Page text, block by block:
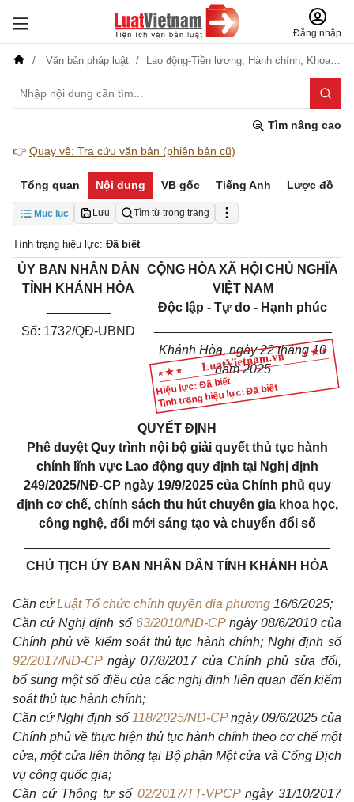
Đăng nhập
Văn bản pháp luật Lao động-Tiền lương, Hành chính, Khoa học-Công nghệ
Tìm nâng cao
👉 Quay về: Tra cứu văn bản (phiên bản cũ)
Tổng quan Nội dung VB gốc Tiếng Anh Lược đồ
Mục lục Lưu Tìm từ trong trang
Tình trạng hiệu lực: Đã biết
Hiệu lực: Đã biết
Tình trạng hiệu lực: Đã biết
ỦY BAN NHÂN DÂN
TỈNH KHÁNH HÒA
Số: 1732/QĐ-UBND
CỘNG HÒA XÃ HỘI CHỦ NGHĨA
VIỆT NAM
Độc lập - Tự do - Hạnh phúc
Khánh Hòa, ngày 22 tháng 10
năm 2025
QUYẾT ĐỊNH
Phê duyệt Quy trình nội bộ giải quyết thủ tục hành
chính lĩnh vực Lao động quy định tại Nghị định
249/2025/NĐ-CP ngày 19/9/2025 của Chính phủ quy
định cơ chế, chính sách thu hút chuyên gia khoa học,
công nghệ, đổi mới sáng tạo và chuyển đổi số
CHỦ TỊCH ỦY BAN NHÂN DÂN TỈNH KHÁNH HÒA
Căn cứLuật Tổ chức chính quyền địa phương 16/6/2025;
Căn cứ Nghị định số 63/2010/NĐ-CPngày 08/6/2010 của
Chính phủ về kiểm soát thủ tục hành chính; Nghị định số
92/2017/NĐ-CPngày 07/8/2017 của Chính phủ sửa đổi,
bổ sung một số điều của các nghị định liên quan đến kiểm
soát thủ tục hành chính;
Căn cứ Nghị định số 118/2025/NĐ-CPngày 09/6/2025 của
Chính phủ về thực hiện thủ tục hành chính theo cơ chế một
cửa, một cửa liên thông tại Bộ phận Một cửa và Cổng Dịch
vụ công quốc gia;
Căn cứ Thông tư số 02/2017/TT-VPCPngày 31/10/2017